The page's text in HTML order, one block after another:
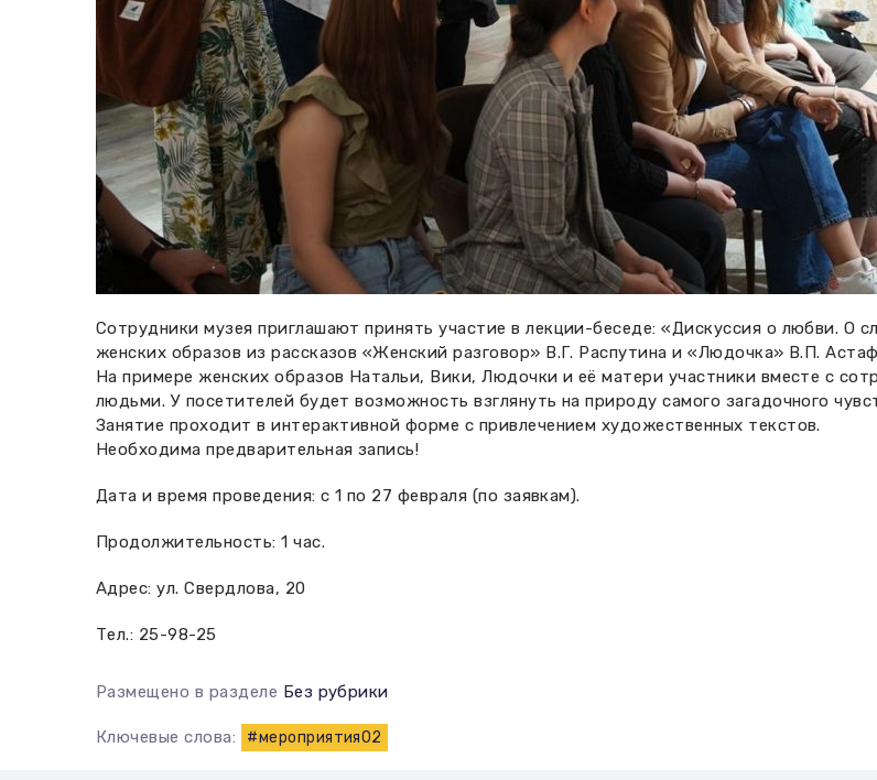
Сотрудники музея приглашают принять участие в лекции-беседе: «Дискуссия о любви. О
женских образов из рассказов «Женский разговор» В.Г. Распутина и «Людочка» В.П.
На примере женских образов Натальи, Вики, Людочки и её матери участники вместе с
людьми. У посетителей будет возможность взглянуть на природу самого загадочного
Занятие проходит в интерактивной форме с привлечением художественных текстов.
Необходима предварительная запись!
Дата и время проведения: с 1 по 27 февраля (по заявкам).
Продолжительность: 1 час.
Адрес: ул. Свердлова, 20
Тел.: 25-98-25
Размещено в разделе Без рубрики
Ключевые слова: #мероприятия02